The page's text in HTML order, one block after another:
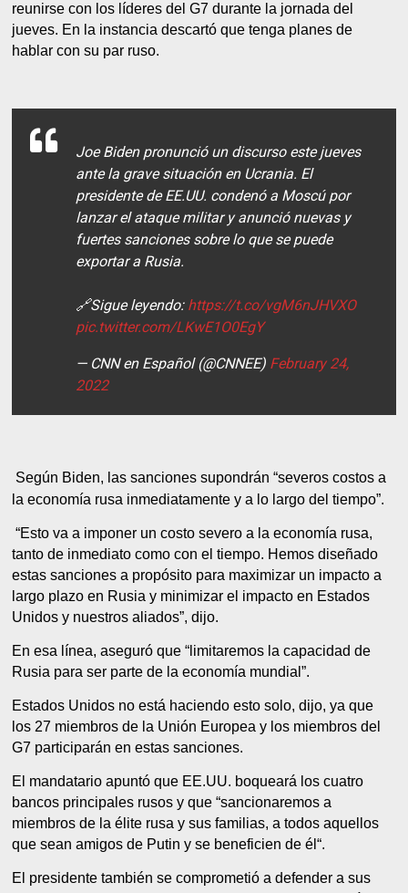
reunirse con los líderes del G7 durante la jornada del
jueves. En la instancia descartó que tenga planes de
hablar con su par ruso.
Joe Biden pronunció un discurso este jueves
ante la grave situación en Ucrania. El
presidente de EE.UU. condenó a Moscú por
lanzar el ataque militar y anunció nuevas y
fuertes sanciones sobre lo que se puede
exportar a Rusia.
🔗Sigue leyendo: https://t.co/vgM6nJHVXO
pic.twitter.com/LKwE1O0EgY
— CNN en Español (@CNNEE) February 24,
2022
Según Biden, las sanciones supondrán “severos costos a
la economía rusa inmediatamente y a lo largo del tiempo”.
“Esto va a imponer un costo severo a la economía rusa,
tanto de inmediato como con el tiempo. Hemos diseñado
estas sanciones a propósito para maximizar un impacto a
largo plazo en Rusia y minimizar el impacto en Estados
Unidos y nuestros aliados”, dijo.
En esa línea, aseguró que “limitaremos la capacidad de
Rusia para ser parte de la economía mundial”.
Estados Unidos no está haciendo esto solo, dijo, ya que
los 27 miembros de la Unión Europea y los miembros del
G7 participarán en estas sanciones.
El mandatario apuntó que EE.UU. boqueará los cuatro
bancos principales rusos y que “sancionaremos a
miembros de la élite rusa y sus familias, a todos aquellos
que sean amigos de Putin y se beneficien de él“.
El presidente también se comprometió a defender a sus